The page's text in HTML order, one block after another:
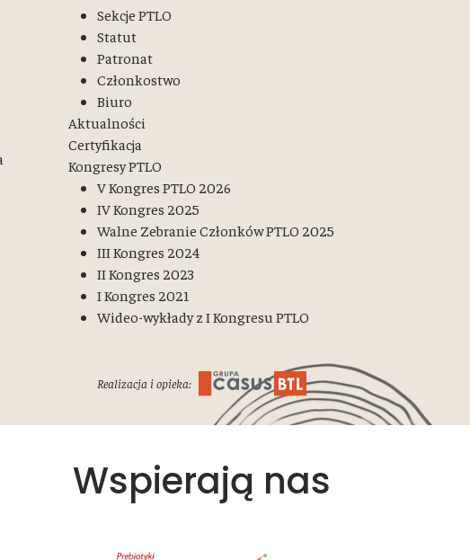
Sekcje PTLO
Statut
Patronat
Członkostwo
Biuro
Aktualności
Certyfikacja
Kongresy PTLO
V Kongres PTLO 2026
IV Kongres 2025
Walne Zebranie Członków PTLO 2025
III Kongres 2024
II Kongres 2023
I Kongres 2021
Wideo-wykłady z I Kongresu PTLO
Realizacja i opieka:
Wspierają nas